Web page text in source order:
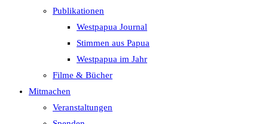
Publikationen
Westpapua Journal
Stimmen aus Papua
Westpapua im Jahr
Filme & Bücher
Mitmachen
Veranstaltungen